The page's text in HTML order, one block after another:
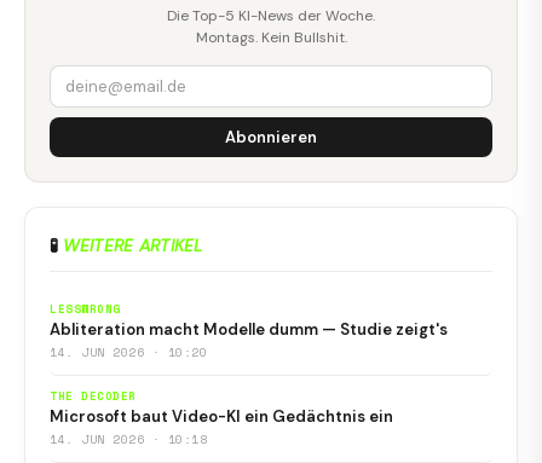
Die Top-5 KI-News der Woche.
Montags. Kein Bullshit.
Abonnieren
🧪 WEITERE ARTIKEL
LESSWRONG
Abliteration macht Modelle dumm — Studie zeigt's
14. JUN 2026 · 10:20
THE DECODER
Microsoft baut Video-KI ein Gedächtnis ein
14. JUN 2026 · 10:18